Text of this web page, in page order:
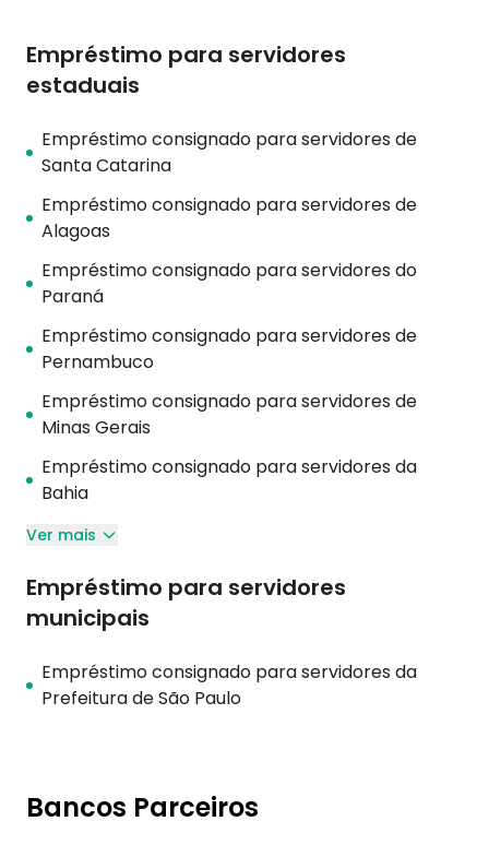
Empréstimo para servidores
estaduais
Empréstimo consignado para servidores de
Santa Catarina
Empréstimo consignado para servidores de
Alagoas
Empréstimo consignado para servidores do
Paraná
Empréstimo consignado para servidores de
Pernambuco
Empréstimo consignado para servidores de
Minas Gerais
Empréstimo consignado para servidores da
Bahia
Ver mais
Empréstimo para servidores
municipais
Empréstimo consignado para servidores da
Prefeitura de São Paulo
Bancos Parceiros